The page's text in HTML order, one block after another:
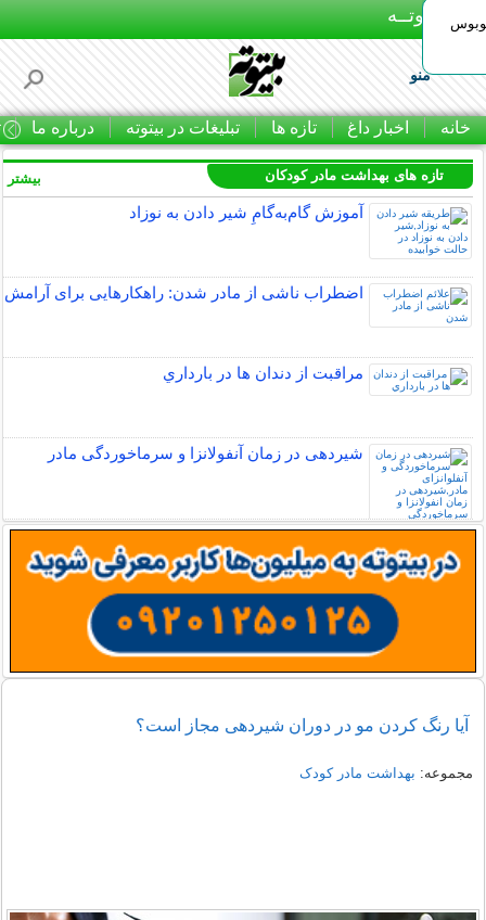
بـیتوتــه
منو
خانه اخبار داغ تازه ها تبلیغات در بیتوته درباره ما
تازه های بهداشت مادر کودکان
آموزش گام‌به‌گامِ شیر دادن به نوزاد
اضطراب ناشی از مادر شدن: راهکارهایی برای آرامش
مراقبت از دندان‌ ها در بارداري
شیردهی در زمان آنفولانزا و سرماخوردگی مادر
بیشتر
آیا رنگ کردن مو در دوران شیردهی مجاز است؟
مجموعه: بهداشت مادر کودک